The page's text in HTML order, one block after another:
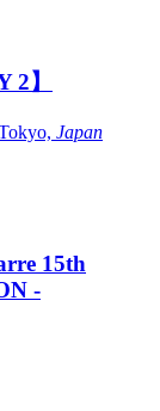
2】
Japan
15th
-